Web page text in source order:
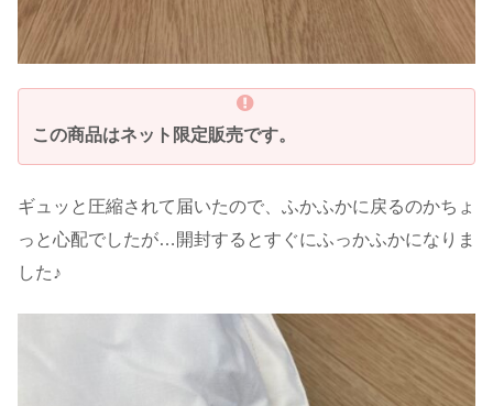
この商品はネット限定販売です。
ギュッと圧縮されて届いたので、ふかふかに戻るのかちょ
っと心配でしたが…開封するとすぐにふっかふかになりま
した♪